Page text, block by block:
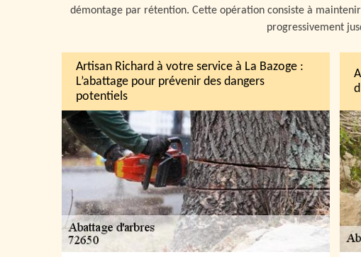
démontage par rétention. Cette opération consiste à
progressivement
Artisan Richard à votre service à La Bazoge :
L’abattage pour prévenir des dangers
potentiels